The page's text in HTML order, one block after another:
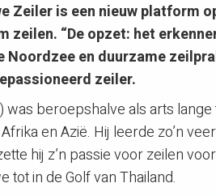
Zeiler is een nieuw platform
zeilen. “De opzet: het
Noordzee en duurzame
zeiler.
was beroepshalve als arts
en Azië. Hij leerde zo’n
hij z’n passie voor zeilen
tot in de Golf van Thailand.